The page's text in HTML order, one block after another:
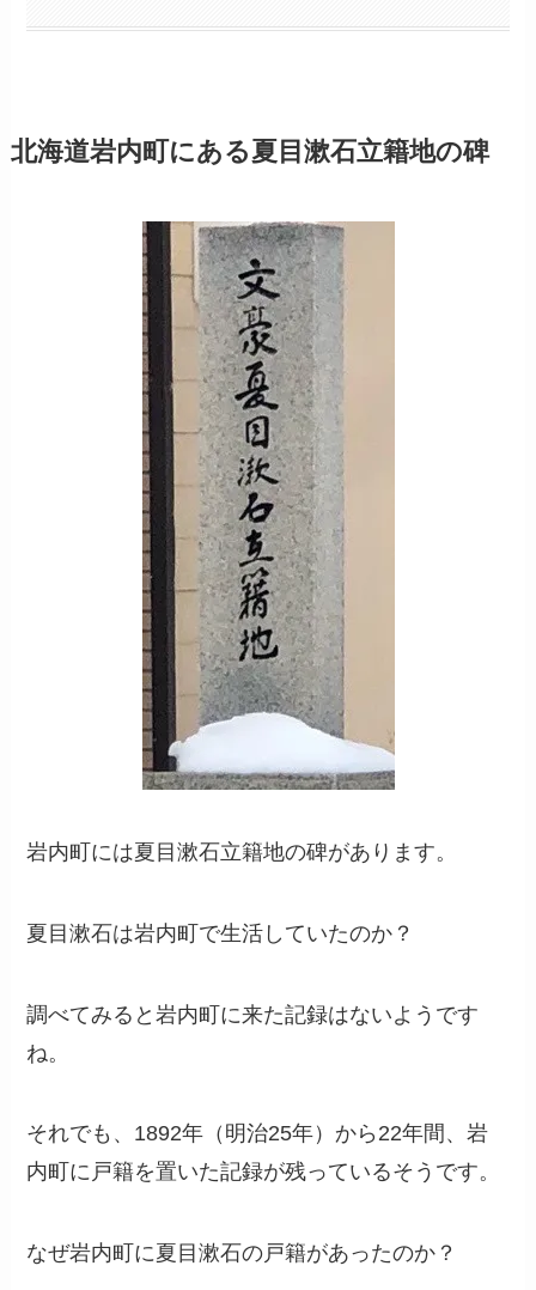
北海道岩内町にある夏目漱石立籍地の碑
岩内町には夏目漱石立籍地の碑があります。
夏目漱石は岩内町で生活していたのか？
調べてみると岩内町に来た記録はないようです
ね。
それでも、1892年（明治25年）から22年間、岩
内町に戸籍を置いた記録が残っているそうです。
なぜ岩内町に夏目漱石の戸籍があったのか？